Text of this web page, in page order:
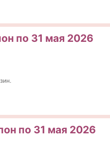
по 31 мая 2026
по 31 мая 2026